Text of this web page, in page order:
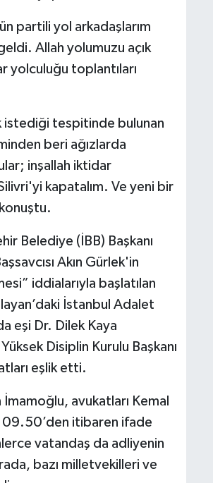
partili yol arkadaşlarım
Allah yolumuzu açık
yolculuğu toplantıları
istediği tespitinde bulunan
beri ağızlarda
inşallah iktidar
kapatalım. Ve yeni bir
Belediye (İBB) Başkanı
Akın Gürlek'in
iddialarıyla başlatılan
İstanbul Adalet
eşi Dr. Dilek Kaya
Disiplin Kurulu Başkanı
eşlik etti.
İmamoğlu, avukatları Kemal
09.50’den itibaren ifade
vatandaş da adliyenin
bazı milletvekilleri ve